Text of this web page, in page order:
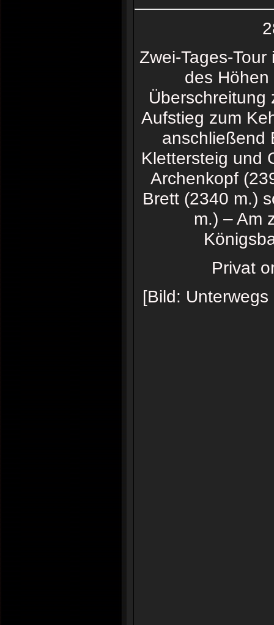
Zwei-Tages-
des
Überschreitung
Aufstieg zum
anschließend
Klettersteig und
Archenkopf
Brett (2340 m.)
m.) – Am
Privat
[Bild: